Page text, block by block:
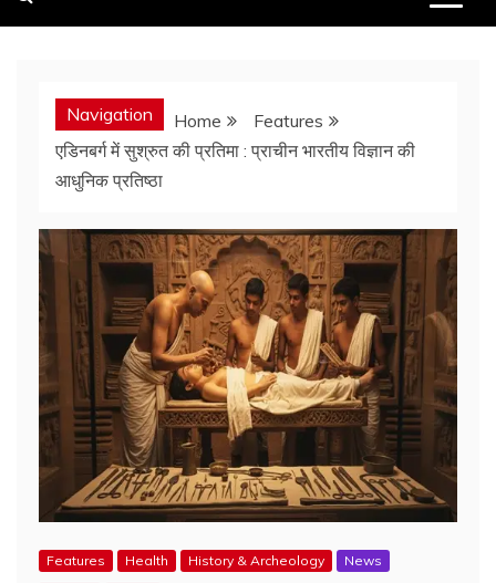
Navigation Home
Features
एडिनबर्ग में सुश्रुत की प्रतिमा : प्राचीन भारतीय विज्ञान की
आधुनिक प्रतिष्ठा
Features Health History & Archeology
News